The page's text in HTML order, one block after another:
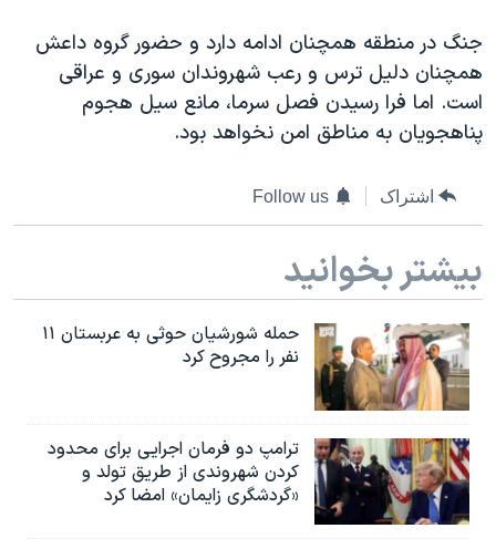
جنگ در منطقه همچنان ادامه دارد و حضور گروه داعش
همچنان دلیل ترس و رعب شهروندان سوری و عراقی
است. اما فرا رسیدن فصل سرما، مانع سیل هجوم
پناهجویان به مناطق امن نخواهد بود.
اشتراک Follow us
بیشتر بخوانید
حمله شورشیان حوثی به عربستان ۱۱
نفر را مجروح کرد
ترامپ دو فرمان اجرایی برای محدود
کردن شهروندی از طریق تولد و
«گردشگری زایمان» امضا کرد